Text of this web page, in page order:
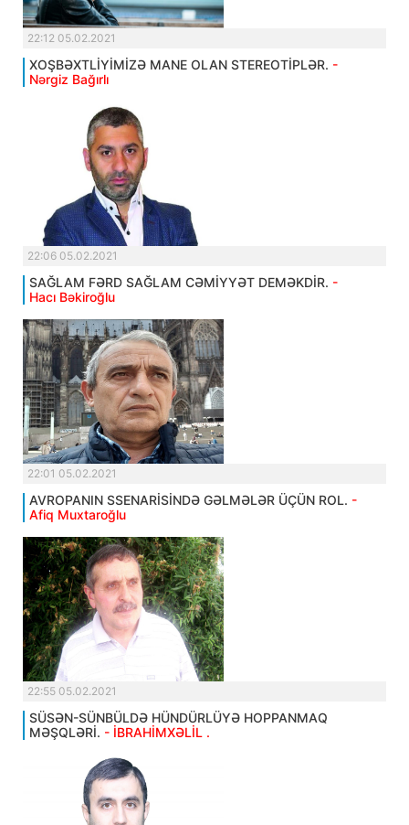
22:12 05.02.2021
XOŞBƏXTLİYİMİZƏ MANE OLAN STEREOTİPLƏR. -
Nərgiz Bağırlı
22:06 05.02.2021
SAĞLAM FƏRD SAĞLAM CƏMİYYƏT DEMƏKDİR. -
Hacı Bəkiroğlu
22:01 05.02.2021
AVROPANIN SSENARİSİNDƏ GƏLMƏLƏR ÜÇÜN ROL. -
Afiq Muxtaroğlu
22:55 05.02.2021
SÜSƏN-SÜNBÜLDƏ HÜNDÜRLÜYƏ HOPPANMAQ
MƏŞQLƏRİ. - İBRAHİMXƏLİL .